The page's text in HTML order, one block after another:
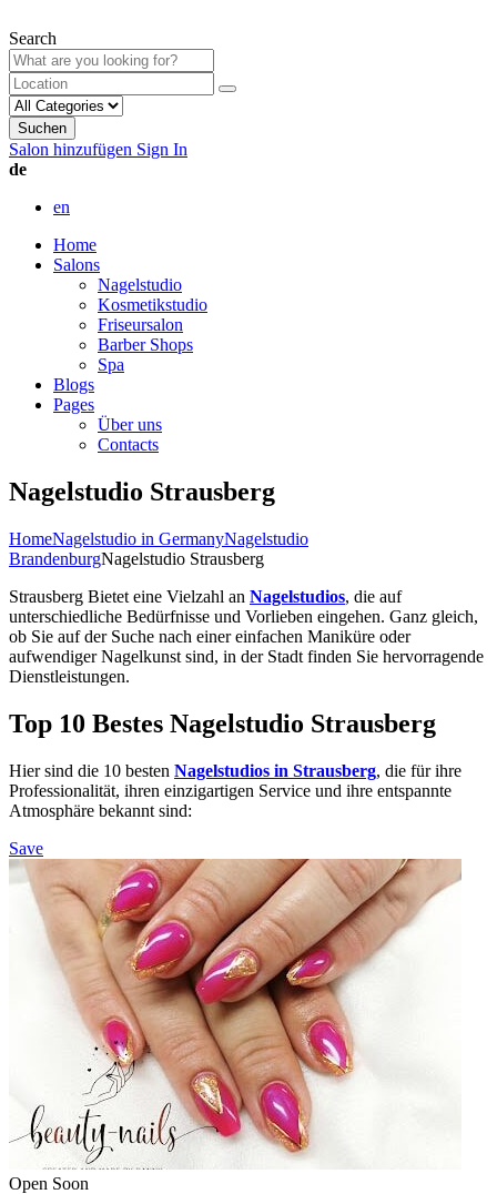
Search
Suchen
Salon hinzufügen Sign In
de
en
Home
Salons
Nagelstudio
Kosmetikstudio
Friseursalon
Barber Shops
Spa
Blogs
Pages
Über uns
Contacts
Nagelstudio Strausberg
HomeNagelstudio in GermanyNagelstudio
BrandenburgNagelstudio Strausberg
Strausberg Bietet eine Vielzahl an Nagelstudios, die auf
unterschiedliche Bedürfnisse und Vorlieben eingehen. Ganz gleich,
ob Sie auf der Suche nach einer einfachen Maniküre oder
aufwendiger Nagelkunst sind, in der Stadt finden Sie hervorragende
Dienstleistungen.
Top 10 Bestes Nagelstudio Strausberg
Hier sind die 10 besten Nagelstudios in Strausberg, die für ihre
Professionalität, ihren einzigartigen Service und ihre entspannte
Atmosphäre bekannt sind:
Save
Open Soon